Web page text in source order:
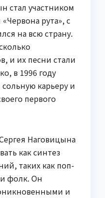
стал участником
рута», с
на всю страну.
и их песни стали
в 1996 году
карьеру и
первого
Наговицына
как синтез
таких как поп-
фолк. Он
и